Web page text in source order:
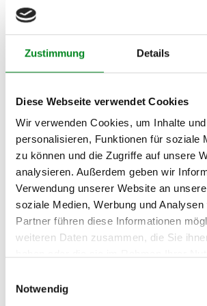
Zustimmung Details
Diese Webseite verwendet Cookies
Wir verwenden Cookies, um Inhalte
personalisieren, Funktionen für soziale
zu können und die Zugriffe auf unsere
analysieren. Außerdem geben wir
Verwendung unserer Website an
soziale Medien, Werbung und
Partner führen diese Informationen
weiteren Daten zusammen, die Sie
Notwendig
(E92) 330 d
(E92) 330 xd
BMW 3 Cabriolet
03.2007 12.2013
Zur exakten Fahrzeug-Identifizierung
Support kontaktieren (Chat, Telefon oder E-
Wir benötigen folgende Fahrzeugdaten:
(2.1) und zu 3 (2.2) oder Fahrgestellnummer.
Passendes Fahrzeug nicht dabei?